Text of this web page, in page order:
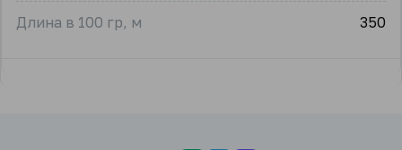
Длина в 100 гр, м 350